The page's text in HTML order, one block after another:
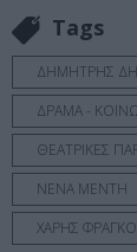
Tags
ΔΗΜΗΤΡΗΣ
ΔΡΑΜΑ -
ΘΕΑΤΡΙΚΕΣ
ΝΕΝΑ ΜΕΝΤΗ
ΧΑΡΗΣ